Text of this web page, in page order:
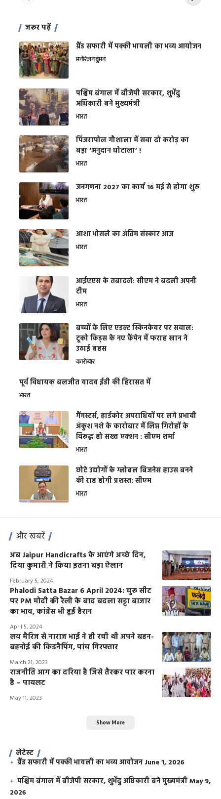
जरूर पढ़ें
ग्रैंड सफारी में पक्की भायली का भव्य आयोजन
मनोरंजनवुमन
पश्चिम बंगाल में बीजेपी सरकार, शुभेंदु
अधिकारी बने मुख्यमंत्री
भारत
​पिंजरापोल गौशाला में सवा दो करोड़ का
बड़ा ‘अनुदान घोटाला’ !
भारत
जनगणना 2027 का कार्य 16 मई से होगा शुरू
भारत
आशा भोसले का अंतिम संस्कार आज
भारत
आईएएस के तबादले: सीएम ने बदली अपनी
टीम
भारत
बच्चों के लिए एडल्ट स्किनकेयर पर सवाल:
टूको किड्स के नए कैंपेन में फराह खान ने
उठाई बहस
कारोबार
पूर्व विधायक बलजीत यादव ईडी की हिरासत में
भारत
गैंगस्टर्स, हार्डकोर अपराधियों पर लगे प्रभावी
अंकुश नशे के कारोबार में लिप्त गिरोहों के
विरूद्ध हो सख्त एक्शन : सीएम शर्मा
भारत
छोटे उद्योगों के ग्लोबल बिजनेस हाउस बनने
की राह होगी प्रशस्त: सीएम
भारत
और खबरें
अब Jaipur Handicrafts के आएंगे अच्छे दिन,
दिया कुमारी ने किया इतना बड़ा ऐलान
February 5, 2024
Phalodi Satta Bazar 6 April 2024: चुरू सीट
पर PM मोदी की रैली के बाद बदला सट्टा बाजार
का भाव, कांग्रेस भी हुई हैरान
April 5, 2024
लव मैरिज से नाराज भाई ने ही रची थी अपने बहन-
बहनोई की किडनैपिंग, पांच गिरफ्तार
March 21, 2023
राजनीति आग का दरिया है जिसे तैरकर पार करना
है – पायलट
May 11, 2023
Show More
लेटेस्ट
ग्रैंड सफारी में पक्की भायली का भव्य आयोजन June 1, 2026
पश्चिम बंगाल में बीजेपी सरकार, शुभेंदु अधिकारी बने मुख्यमंत्रीMay 9,
2026